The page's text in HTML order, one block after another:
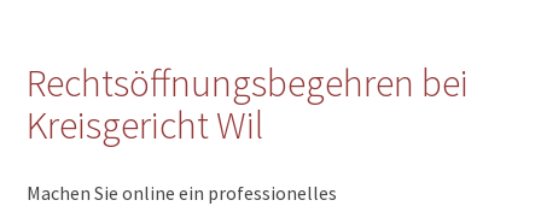
Rechtsöffnungsbegehren bei
Kreisgericht Wil
Machen Sie online ein professionelles